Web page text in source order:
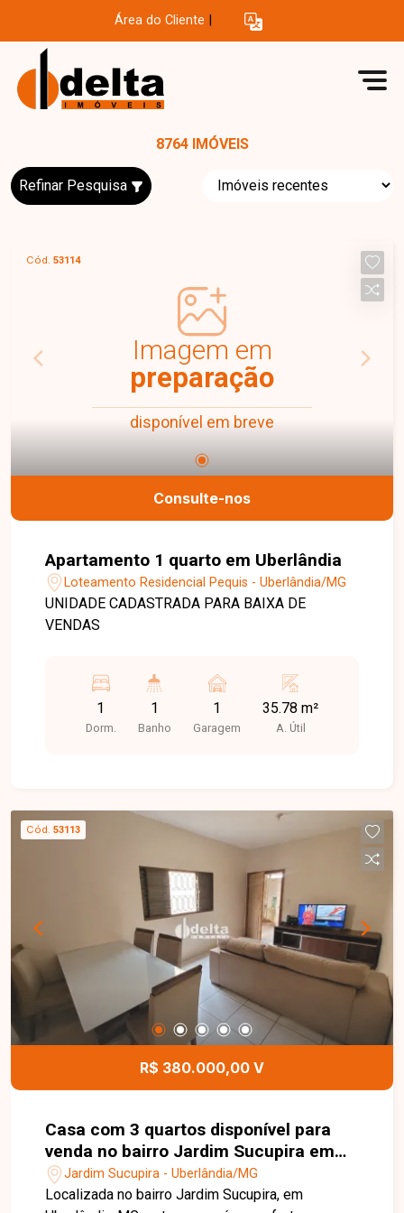
Área do Cliente
8764 IMÓVEIS
Refinar Pesquisa
Cód. 53114
Imagem em
preparação
disponível em breve
Consulte-nos
Apartamento 1 quarto em Uberlândia
Loteamento Residencial Pequis - Uberlândia/MG
UNIDADE CADASTRADA PARA BAIXA DE
VENDAS
1
Dorm.
1
Banho
1
Garagem
35.78 m²
A. Útil
Cód. 53113
R$ 380.000,00 V
Casa com 3 quartos disponível para
venda no bairro Jardim Sucupira em
Uberlândia-MG
Jardim Sucupira - Uberlândia/MG
Localizada no bairro Jardim Sucupira, em